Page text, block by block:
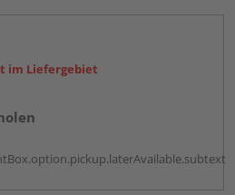
im Liefergebiet